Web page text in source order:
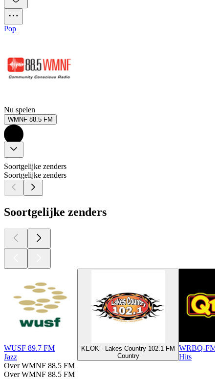
Pop
Nu spelen
WMNF 88.5 FM
Soortgelijke zenders
Soortgelijke zenders
Soortgelijke zenders
WUSF 89.7 FM
Jazz
KEOK - Lakes Country 102.1 FM
Country
WRBQ-FM
Hits
Over WMNF 88.5 FM
Over WMNF 88.5 FM